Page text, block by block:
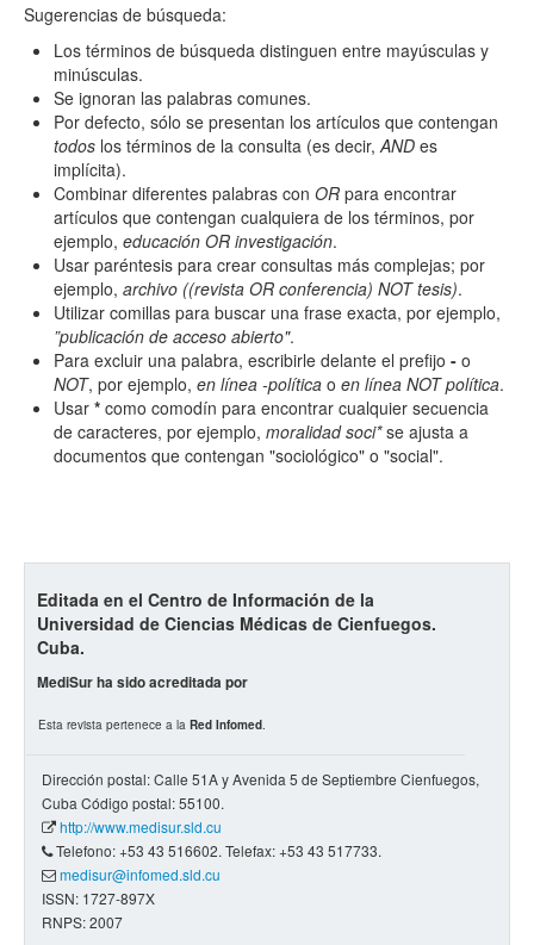
Sugerencias de búsqueda:
Los términos de búsqueda distinguen entre mayúsculas y
minúsculas.
Se ignoran las palabras comunes.
Por defecto, sólo se presentan los artículos que contengan
todos los términos de la consulta (es decir, AND es
implícita).
Combinar diferentes palabras con OR para encontrar
artículos que contengan cualquiera de los términos, por
ejemplo, educación OR investigación.
Usar paréntesis para crear consultas más complejas; por
ejemplo, archivo ((revista OR conferencia) NOT tesis).
Utilizar comillas para buscar una frase exacta, por ejemplo,
”publicación de acceso abierto".
Para excluir una palabra, escribirle delante el prefijo - o
NOT, por ejemplo, en línea -política o en línea NOT política.
Usar * como comodín para encontrar cualquier secuencia
de caracteres, por ejemplo, moralidad soci*se ajusta a
documentos que contengan "sociológico" o "social".
Editada en el Centro de Información de la
Universidad de Ciencias Médicas de Cienfuegos.
Cuba.
MediSur ha sido acreditada por
Esta revista pertenece a la Red Infomed.
Dirección postal: Calle 51A y Avenida 5 de Septiembre Cienfuegos,
Cuba Código postal: 55100.
http://www.medisur.sld.cu
Telefono: +53 43 516602. Telefax: +53 43 517733.
medisur@infomed.sld.cu
ISSN: 1727-897X
RNPS: 2007